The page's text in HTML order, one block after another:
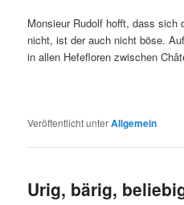
Monsieur Rudolf hofft, dass sich
nicht, ist der auch nicht böse.
in allen Hefefloren zwischen
Veröffentlicht unterAllgemein
Urig, bärig,